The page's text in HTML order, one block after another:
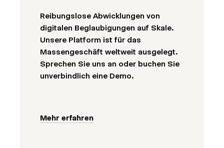
Reibungslose Abwicklungen von
digitalen Beglaubigungen auf Skale.
Unsere Platform ist für das
Massengeschäft weltweit ausgelegt.
Sprechen Sie uns an oder buchen Sie
unverbindlich eine Demo.
Mehr erfahren